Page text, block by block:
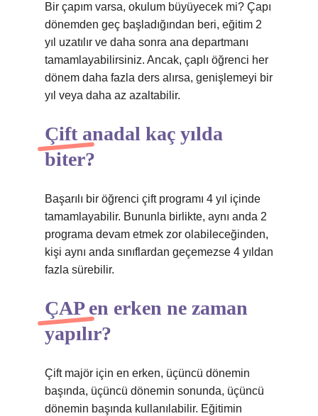
Bir çapım varsa, okulum büyüyecek mi? Çapı
dönemden geç başladığından beri, eğitim 2
yıl uzatılır ve daha sonra ana departmanı
tamamlayabilirsiniz. Ancak, çaplı öğrenci her
dönem daha fazla ders alırsa, genişlemeyi bir
yıl veya daha az azaltabilir.
Çift anadal kaç yılda
biter?
Başarılı bir öğrenci çift programı 4 yıl içinde
tamamlayabilir. Bununla birlikte, aynı anda 2
programa devam etmek zor olabileceğinden,
kişi aynı anda sınıflardan geçemezse 4 yıldan
fazla sürebilir.
ÇAP en erken ne zaman
yapılır?
Çift majör için en erken, üçüncü dönemin
başında, üçüncü dönemin sonunda, üçüncü
dönemin başında kullanılabilir. Eğitimin